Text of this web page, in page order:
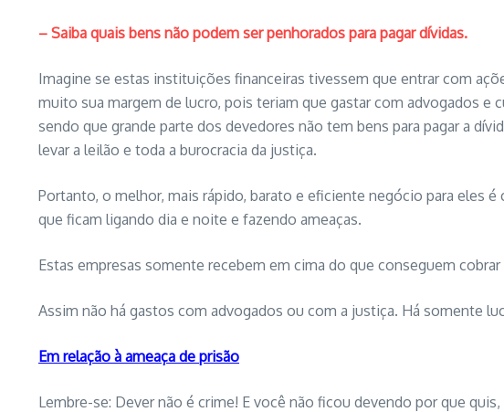
– Saiba quais bens não podem ser penhorados para pagar dívidas.
Imagine se estas instituições financeiras tivessem que entrar com
muito sua margem de lucro, pois teriam que gastar com advogados e
sendo que grande parte dos devedores não tem bens para pagar a
levar a leilão e toda a burocracia da justiça.
Portanto, o melhor, mais rápido, barato e eficiente negócio para eles
que ficam ligando dia e noite e fazendo ameaças.
Estas empresas somente recebem em cima do que conseguem
Assim não há gastos com advogados ou com a justiça. Há somente
Em relação à ameaça de prisão
Lembre-se: Dever não é crime! E você não ficou devendo por que